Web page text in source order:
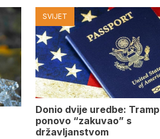
SVIJET
Donio dvije uredbe: Tramp
ponovo “zakuvao” s
državljanstvom